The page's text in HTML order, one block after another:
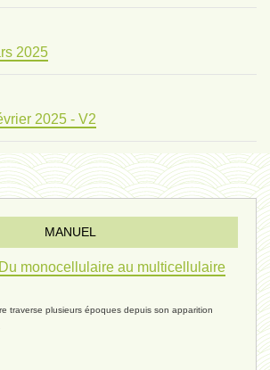
2025
2025 - V2
2025
26 janvier
26 janvier 2025
MANUEL
monocellulaire au multicellulaire
traverse plusieurs époques depuis son apparition